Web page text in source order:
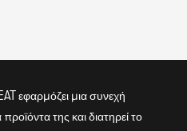
εφαρμόζει μια συνεχή
της και διατηρεί το